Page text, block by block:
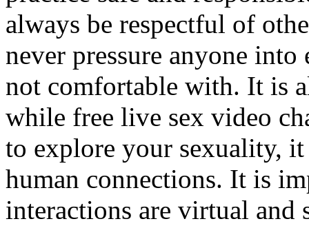
always be respectful of
never pressure anyone
not comfortable with. It is
while free live sex video
to explore your sexuality,
human connections. It is
interactions are virtual and